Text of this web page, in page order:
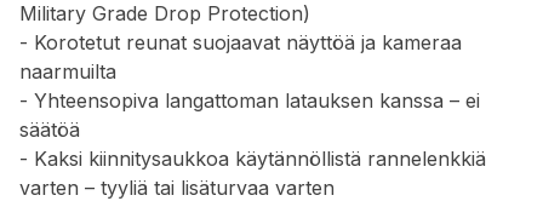
Military Grade Drop Protection)
- Korotetut reunat suojaavat näyttöä ja kameraa
naarmuilta
- Yhteensopiva langattoman latauksen kanssa – ei
säätöä
- Kaksi kiinnitysaukkoa käytännöllistä rannelenkkiä
varten – tyyliä tai lisäturvaa varten